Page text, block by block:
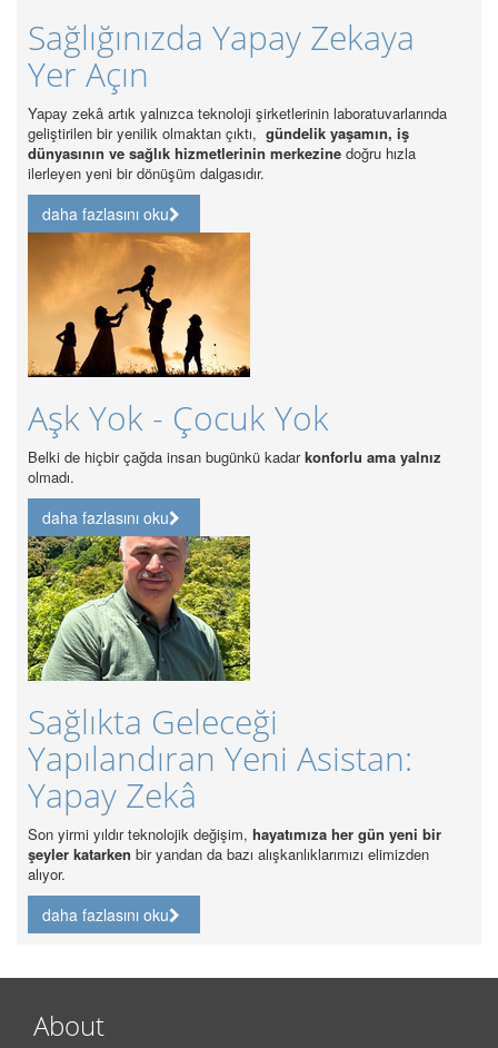
Zekaya
şirketlerinin laboratuvarlarında
çıktı,gündelik yaşamın, iş
merkezine doğru hızla
Yok
kadar konforlu ama yalnız
Asistan:
hayatımıza her gün yeni bir
alışkanlıklarımızı elimizden
Sağlıkta
Sektörde en önemli sürdürülebilirlik
gücünün standartların altında
Özel
Akreditasyonu
Özel Hastanelerde Kalite
Güncel Sağlık
Sağlık Hakkı
Analizi
About